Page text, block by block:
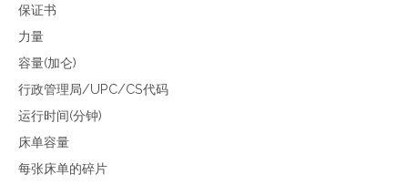
保证书
力量
容量(加仑)
行政管理局/UPC/CS代码
运行时间(分钟)
床单容量
每张床单的碎片